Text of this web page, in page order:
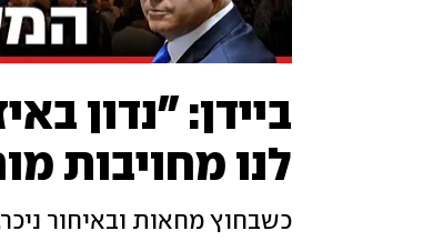
ביידן: "נדון
לנו מחויבות
כשבחוץ מחאות ובאיחור